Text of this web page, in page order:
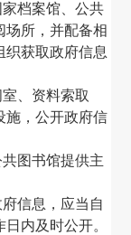
档案馆、公共
场所，并配备相
织获取政府信息
、资料索取
施，公开政府信
图书馆提供主
信息，应当自
日内及时公开。